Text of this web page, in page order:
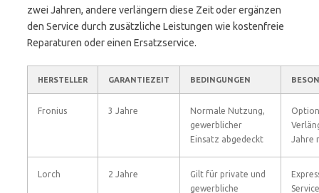
zwei Jahren, andere verlängern diese Zeit oder ergänzen
den Service durch zusätzliche Leistungen wie kostenfreie
Reparaturen oder einen Ersatzservice.
HERSTELLER GARANTIEZEIT BEDINGUNGEN
Fronius 3 Jahre
Normale Nutzung,
gewerblicher
Einsatz abgedeckt
Jahre
Lorch 2 Jahre
Gilt für private und
gewerbliche